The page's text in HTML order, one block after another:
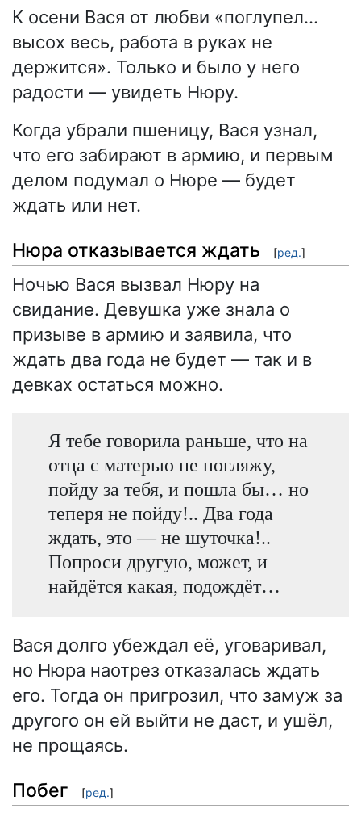
К осени Вася от любви «поглупел…
высох весь, работа в руках не
держится». Только и было у него
радости — увидеть Нюру.
Когда убрали пшеницу, Вася узнал,
что его забирают в армию, и первым
делом подумал о Нюре — будет
ждать или нет.
Нюра отказывается ждать [ред.]
Ночью Вася вызвал Нюру на
свидание. Девушка уже знала о
призыве в армию и заявила, что
ждать два года не будет — так и в
девках остаться можно.
Я тебе говорила раньше, что на
отца с матерью не погляжу,
пойду за тебя, и пошла бы… но
теперя не пойду!.. Два года
ждать, это — не шуточка!..
Попроси другую, может, и
найдётся какая, подождёт…
Вася долго убеждал её, уговаривал,
но Нюра наотрез отказалась ждать
его. Тогда он пригрозил, что замуж за
другого он ей выйти не даст, и ушёл,
не прощаясь.
Побег [ред.]